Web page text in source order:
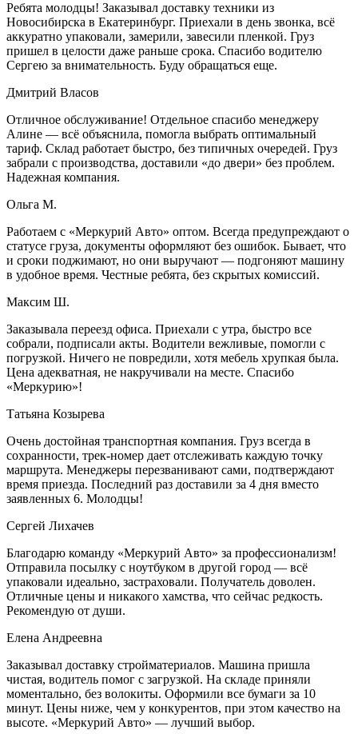
Ребята молодцы! Заказывал доставку техники из
Новосибирска в Екатеринбург. Приехали в день звонка, всё
аккуратно упаковали, замерили, завесили пленкой. Груз
пришел в целости даже раньше срока. Спасибо водителю
Сергею за внимательность. Буду обращаться еще.
Дмитрий Власов
Отличное обслуживание! Отдельное спасибо менеджеру
Алине — всё объяснила, помогла выбрать оптимальный
тариф. Склад работает быстро, без типичных очередей. Груз
забрали с производства, доставили «до двери» без проблем.
Надежная компания.
Ольга М.
Работаем с «Меркурий Авто» оптом. Всегда предупреждают о
статусе груза, документы оформляют без ошибок. Бывает, что
и сроки поджимают, но они выручают — подгоняют машину
в удобное время. Честные ребята, без скрытых комиссий.
Максим Ш.
Заказывала переезд офиса. Приехали с утра, быстро все
собрали, подписали акты. Водители вежливые, помогли с
погрузкой. Ничего не повредили, хотя мебель хрупкая была.
Цена адекватная, не накручивали на месте. Спасибо
«Меркурию»!
Татьяна Козырева
Очень достойная транспортная компания. Груз всегда в
сохранности, трек-номер дает отслеживать каждую точку
маршрута. Менеджеры перезванивают сами, подтверждают
время приезда. Последний раз доставили за 4 дня вместо
заявленных 6. Молодцы!
Сергей Лихачев
Благодарю команду «Меркурий Авто» за профессионализм!
Отправила посылку с ноутбуком в другой город — всё
упаковали идеально, застраховали. Получатель доволен.
Отличные цены и никакого хамства, что сейчас редкость.
Рекомендую от души.
Елена Андреевна
Заказывал доставку стройматериалов. Машина пришла
чистая, водитель помог с загрузкой. На складе приняли
моментально, без волокиты. Оформили все бумаги за 10
минут. Цены ниже, чем у конкурентов, при этом качество на
высоте. «Меркурий Авто» — лучший выбор.